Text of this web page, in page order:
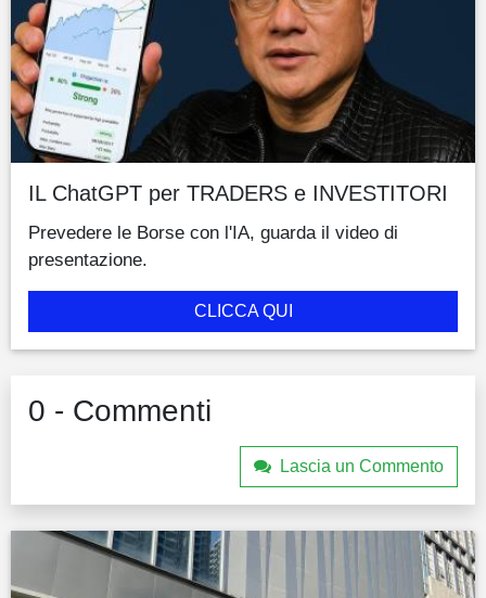
IL ChatGPT per TRADERS e INVESTITORI
Prevedere le Borse con l'IA, guarda il video di
presentazione.
CLICCA QUI
0 - Commenti
Lascia un Commento